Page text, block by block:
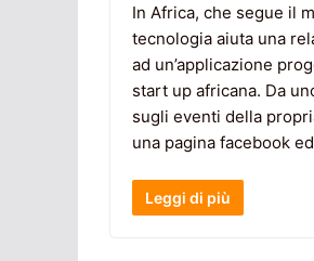
In Africa, che segue il
tecnologia aiuta una
ad un’applicazione
start up africana. Da
sugli eventi della
una pagina facebook
Leggi di più